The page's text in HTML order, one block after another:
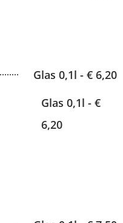
Glas 0,1l - € 6,20
Glas 0,1l - €
6,20